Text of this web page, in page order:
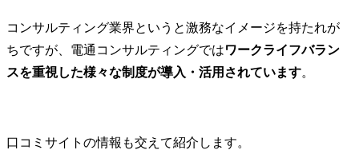
コンサルティング業界というと激務なイメージを持たれが
ちですが、電通コンサルティングではワークライフバラン
スを重視した様々な制度が導入・活用されています。
口コミサイトの情報も交えて紹介します。